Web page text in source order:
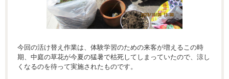
今回の活け替え作業は、体験学習のための来客が増えるこの時
期、中庭の草花が今夏の猛暑で枯死してしまっていたので、涼し
くなるのを待って実施されたものです。